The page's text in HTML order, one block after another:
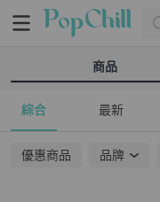
商品
綜合 最新
優惠商品 品牌